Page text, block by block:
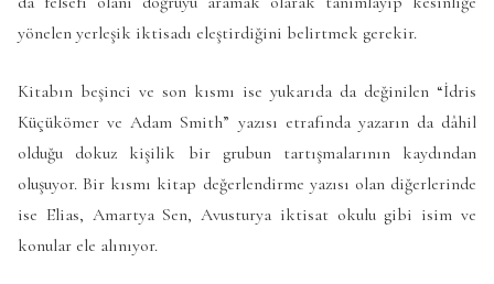
yönelen yerleşik iktisadı eleştirdiğini belirtmek gerekir.
Kitabın beşinci ve son kısmı ise yukarıda da değinilen “İdris
Küçükömer ve Adam Smith” yazısı etrafında yazarın da dâhil
olduğu dokuz kişilik bir grubun tartışmalarının kaydından
oluşuyor. Bir kısmı kitap değerlendirme yazısı olan diğerlerinde
ise Elias, Amartya Sen, Avusturya iktisat okulu gibi isim ve
konular ele alınıyor.